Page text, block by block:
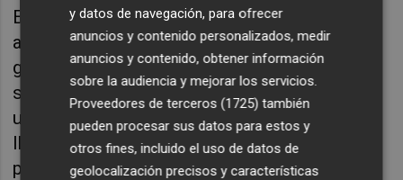
Es en este país donde me gustaría centrar la
atención, pues se encuentra en un lugar
geopolítico vital para nuestros intereses de
seguridad. Se encuentra prácticamente en
uno de los epicentros de lo que se ha venido
llamando la bomba demográfica africana,
piensen que la población africana pasará de
y datos de navegación, para ofrecer
anuncios y contenido personalizados, medir
anuncios y contenido, obtener información
sobre la audiencia y mejorar los servicios.
Proveedores de terceros (1725) también
pueden procesar sus datos para estos y
otros fines, incluido el uso de datos de
geolocalización precisos y características